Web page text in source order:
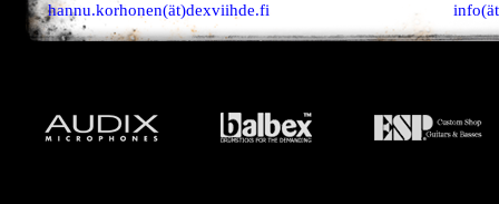
hannu.korhonen(ät)dexviihde.fi